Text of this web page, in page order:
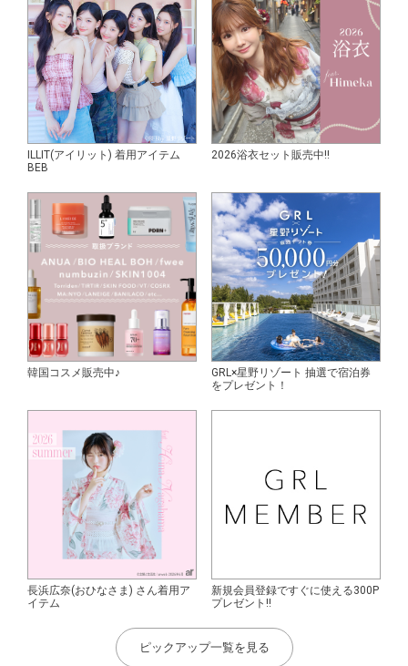
ILLIT(アイリット) 着用アイテム
BEB
2026浴衣セット販売中!!
韓国コスメ販売中♪
GRL×星野リゾート 抽選で宿泊券
をプレゼント！
長浜広奈(おひなさま) さん着用ア
イテム
新規会員登録ですぐに使える300P
プレゼント!!
ピックアップ一覧を見る